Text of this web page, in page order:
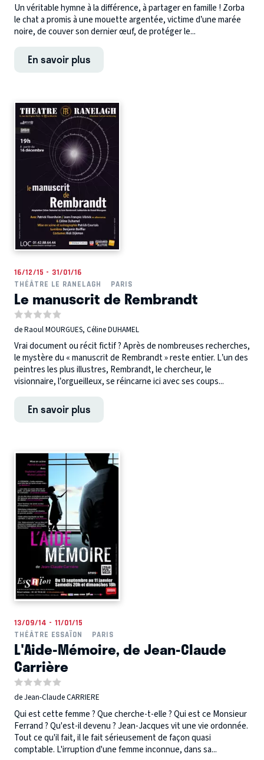
Un véritable hymne à la différence, à partager en famille ! Zorba
le chat a promis à une mouette argentée, victime d’une marée
noire, de couver son dernier œuf, de protéger le...
En savoir plus
16/12/15 - 31/01/16
THÉÂTRE LE RANELAGH
PARIS
Le manuscrit de Rembrandt
de Raoul MOURGUES, Céline DUHAMEL
Vrai document ou récit fictif ? Après de nombreuses recherches,
le mystère du « manuscrit de Rembrandt » reste entier. L’un des
peintres les plus illustres, Rembrandt, le chercheur, le
visionnaire, l’orgueilleux, se réincarne ici avec ses coups...
En savoir plus
13/09/14 - 11/01/15
THÉÂTRE ESSAÏON
PARIS
L'Aide-Mémoire, de Jean-Claude
Carrière
de Jean-Claude CARRIERE
Qui est cette femme ? Que cherche-t-elle ? Qui est ce Monsieur
Ferrand ? Qu'est-il devenu ? Jean-Jacques vit une vie ordonnée.
Tout ce qu'il fait, il le fait sérieusement de façon quasi
comptable. L'irruption d'une femme inconnue, dans sa...